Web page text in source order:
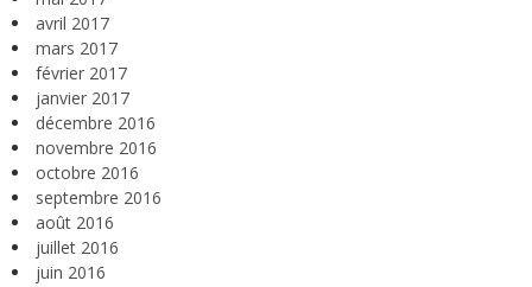
avril 2017
mars 2017
février 2017
janvier 2017
décembre 2016
novembre 2016
octobre 2016
septembre 2016
août 2016
juillet 2016
juin 2016